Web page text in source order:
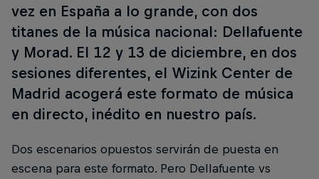
vez en España a lo grande, con dos
titanes de la música nacional: Dellafuente
y Morad. El 12 y 13 de diciembre, en dos
sesiones diferentes, el Wizink Center de
Madrid acogerá este formato de música
en directo, inédito en nuestro país.
Dos escenarios opuestos servirán de puesta en
escena para este formato. Pero Dellafuente vs